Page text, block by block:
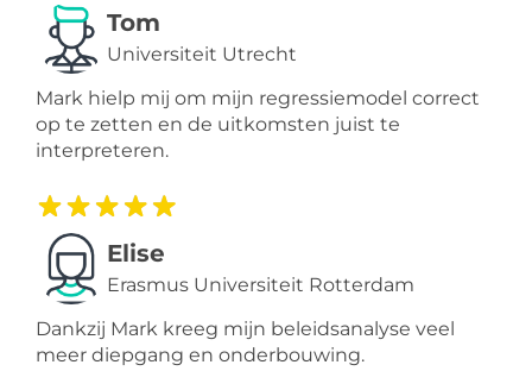
Tom
Universiteit Utrecht
Mark hielp mij om mijn regressiemodel correct
op te zetten en de uitkomsten juist te
interpreteren.
Elise
Erasmus Universiteit Rotterdam
Dankzij Mark kreeg mijn beleidsanalyse veel
meer diepgang en onderbouwing.